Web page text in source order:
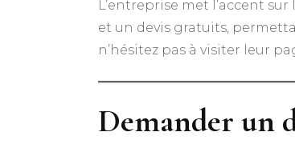
L’entreprise met l’accent
et un devis gratuits,
n’hésitez pas à visiter leur
Demander un